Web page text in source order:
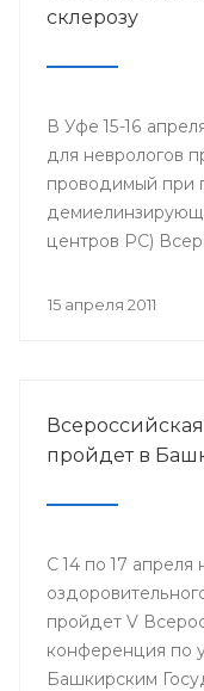
склерозу
В Уфе 15-16
для неврологов
проводимый при
центров РС)
15 апреля 2011
пройдет в
С 14 по 17 апреля
пройдет V
конференция по
Башкирским